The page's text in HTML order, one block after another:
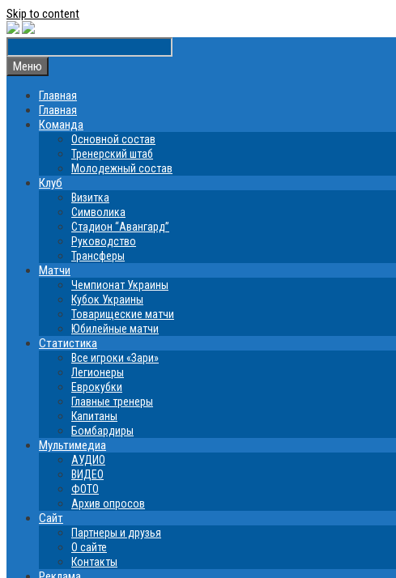
Skip to content
Меню
Главная
Главная
Команда
Основной состав
Тренерский штаб
Молодежный состав
Клуб
Визитка
Символика
Стадион “Авангард”
Руководство
Трансферы
Матчи
Чемпионат Украины
Кубок Украины
Товарищеские матчи
Юбилейные матчи
Статистика
Все игроки «Зари»
Легионеры
Еврокубки
Главные тренеры
Капитаны
Бомбардиры
Мультимедиа
АУДИО
ВИДЕО
ФОТО
Архив опросов
Сайт
Партнеры и друзья
О сайте
Контакты